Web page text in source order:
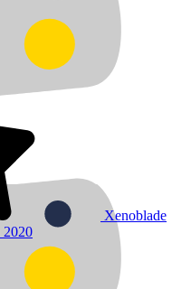
Xenoblade
2020